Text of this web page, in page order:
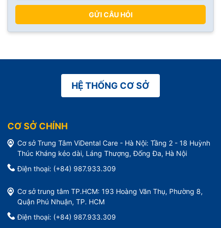
GỬI CÂU HỎI
HỆ THỐNG CƠ SỞ
CƠ SỞ CHÍNH
Cơ sở Trung Tâm ViDental Care - Hà Nội: Tầng 2 - 18 Huỳnh
Thúc Kháng kéo dài, Láng Thượng, Đống Đa, Hà Nội
Điện thoại: (+84) 987.933.309
Cơ sở trung tâm TP.HCM: 193 Hoàng Văn Thụ, Phường 8,
Quận Phú Nhuận, TP. HCM
Điện thoại: (+84) 987.933.309